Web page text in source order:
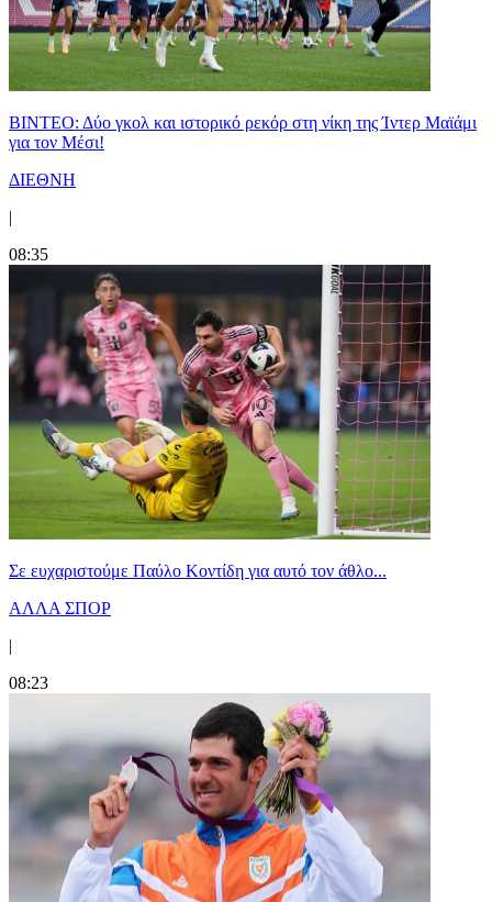
ΒΙΝΤΕΟ: Δύο γκολ και ιστορικό ρεκόρ στη νίκη της Ίντερ Μαϊάμι
για τον Μέσι!
ΔΙΕΘΝΗ
|
08:35
Σε ευχαριστούμε Παύλο Κοντίδη για αυτό τον άθλο...
ΑΛΛΑ ΣΠΟΡ
|
08:23